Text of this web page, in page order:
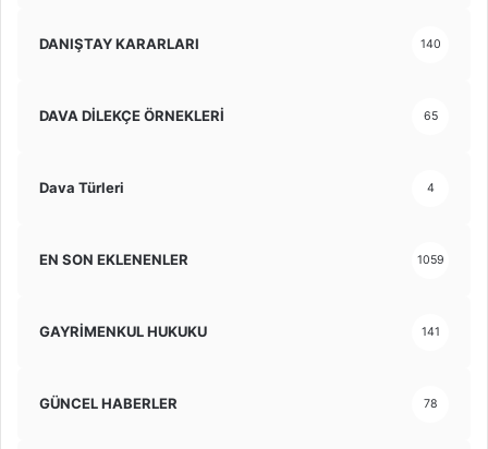
DANIŞTAY KARARLARI 140
DAVA DİLEKÇE ÖRNEKLERİ 65
Dava Türleri 4
EN SON EKLENENLER 1059
GAYRİMENKUL HUKUKU 141
GÜNCEL HABERLER 78